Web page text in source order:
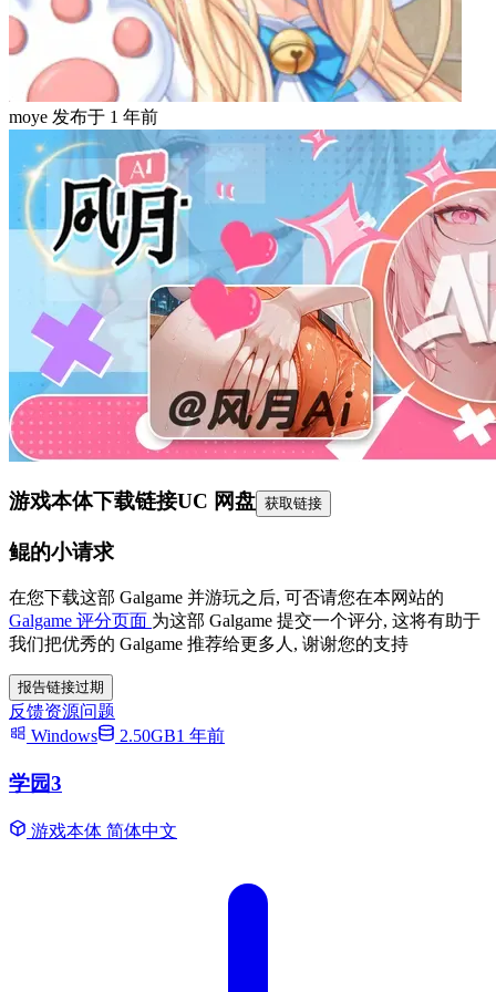
moye 发布于 1 年前
游戏本体下载链接UC 网盘 获取链接
鲲的小请求
在您下载这部 Galgame 并游玩之后, 可否请您在本网站的
Galgame 评分页面 为这部 Galgame 提交一个评分, 这将有助于
我们把优秀的 Galgame 推荐给更多人, 谢谢您的支持
报告链接过期
反馈资源问题
Windows
2.50GB1 年前
学园3
游戏本体 简体中文